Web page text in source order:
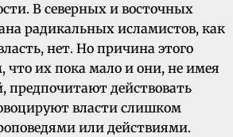
В северных и восточных
радикальных исламистов, как
нет. Но причина этого
что их пока мало и они, не имея
предпочитают действовать
власти слишком
или действиями.